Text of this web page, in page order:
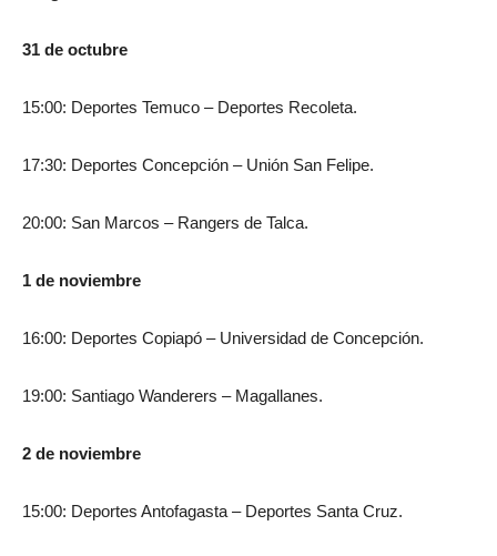
31 de octubre
15:00: Deportes Temuco – Deportes Recoleta.
17:30: Deportes Concepción – Unión San Felipe.
20:00: San Marcos – Rangers de Talca.
1 de noviembre
16:00: Deportes Copiapó – Universidad de Concepción.
19:00: Santiago Wanderers – Magallanes.
2 de noviembre
15:00: Deportes Antofagasta – Deportes Santa Cruz.